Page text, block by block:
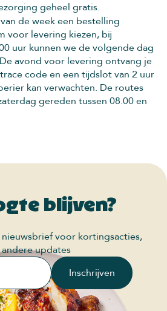
geheel gratis.
de week een bestelling
voor levering kiezen, bij
uur kunnen we de volgende dag
avond voor levering ontvang je
code en een tijdslot van 2 uur
kan verwachten. De routes
gereden tussen 08.00 en
blijven?
voor kortingsacties,
updates
Inschrijven